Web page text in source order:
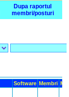
Dupa raportul
membri/posturi
Software Membri